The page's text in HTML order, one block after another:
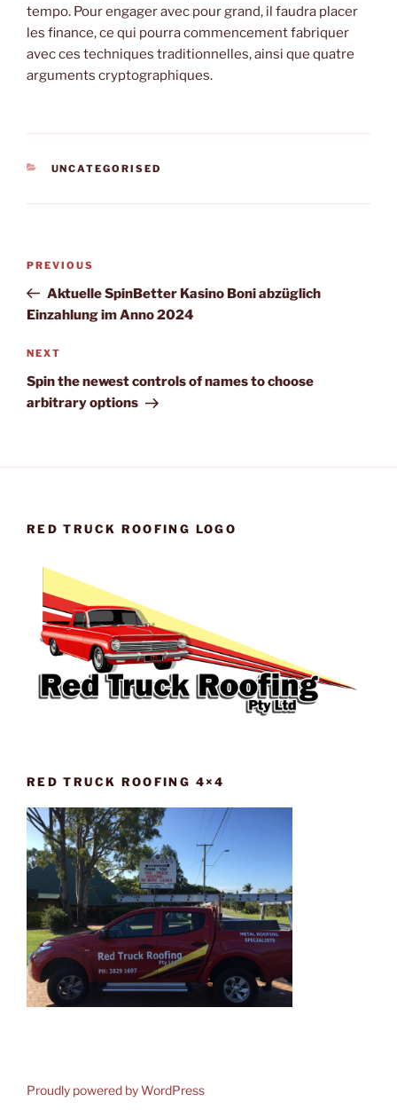
tempo. Pour engager avec pour grand, il faudra placer
les finance, ce qui pourra commencement fabriquer
avec ces techniques traditionnelles, ainsi que quatre
arguments cryptographiques.
CATEGORIES
UNCATEGORISED
Previous
Post
PREVIOUS
Aktuelle SpinBetter Kasino Boni abzüglich
Einzahlung im Anno 2024
Next
Post
NEXT
Spin the newest controls of names to choose
arbitrary options
RED TRUCK ROOFING LOGO
RED TRUCK ROOFING 4×4
Proudly powered by WordPress